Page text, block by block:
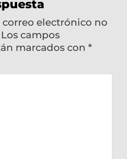
electrónico no
Los campos
marcados con *